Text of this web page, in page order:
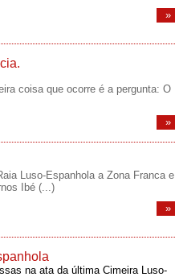
»
coisa que ocorre é a pergunta: O
»
Luso-Espanhola a Zona Franca e
Ibé (...)
»
na ata da última Cimeira Luso-